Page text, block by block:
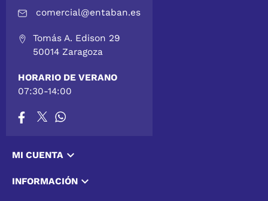
comercial@entaban.es
Tomás A. Edison 29
50014 Zaragoza
HORARIO DE VERANO
07:30-14:00
MI CUENTA 
INFORMACIÓN 